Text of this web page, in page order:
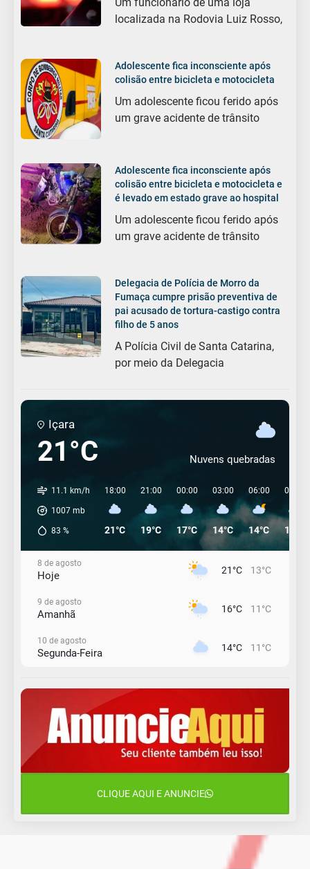
localizada na Rodovia Luiz Rosso,
Adolescente fica inconsciente após
colisão entre bicicleta e motocicleta
Um adolescente ficou ferido após
um grave acidente de trânsito
Adolescente fica inconsciente após
colisão entre bicicleta e motocicleta e
é levado em estado grave ao hospital
Um adolescente ficou ferido após
um grave acidente de trânsito
Delegacia de Polícia de Morro da
Fumaça cumpre prisão preventiva de
pai acusado de tortura-castigo contra
filho de 5 anos
A Polícia Civil de Santa Catarina,
por meio da Delegacia
Içara
21°C Nuvens quebradas
11.1 km/h
1007 mb
83 %
18:00
21°C
21:00
19°C
00:00
17°C
03:00
14°C
06:00
14°C
09:00
14°C
8 de agosto
Hoje 21°C 13°C
9 de agosto
Amanhã 16°C 11°C
10 de agosto
Segunda-Feira 14°C 11°C
Terça-Feira 15°C 10°C
12 de agosto
Quarta-Feira
CLIQUE AQUI E ANUNCIE